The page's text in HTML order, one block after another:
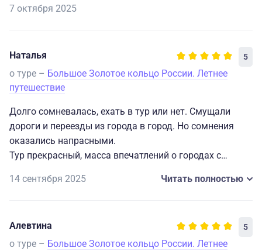
7 октября 2025
Наталья 5
о туре – Большое Золотое кольцо России. Летнее
путешествие
Долго сомневалась, ехать в тур или нет. Смущали
дороги и переезды из города в город. Но сомнения
оказались напрасными.
Тур прекрасный, масса впечатлений о городах с
организаторы позаботились о комфорте. Спасибо
человек знает свою работу и безупречно её
выполняет. Также хочу отметить работу нашего
14 сентября 2025 Читать полностью
Алевтина 5
о туре – Большое Золотое кольцо России. Летнее